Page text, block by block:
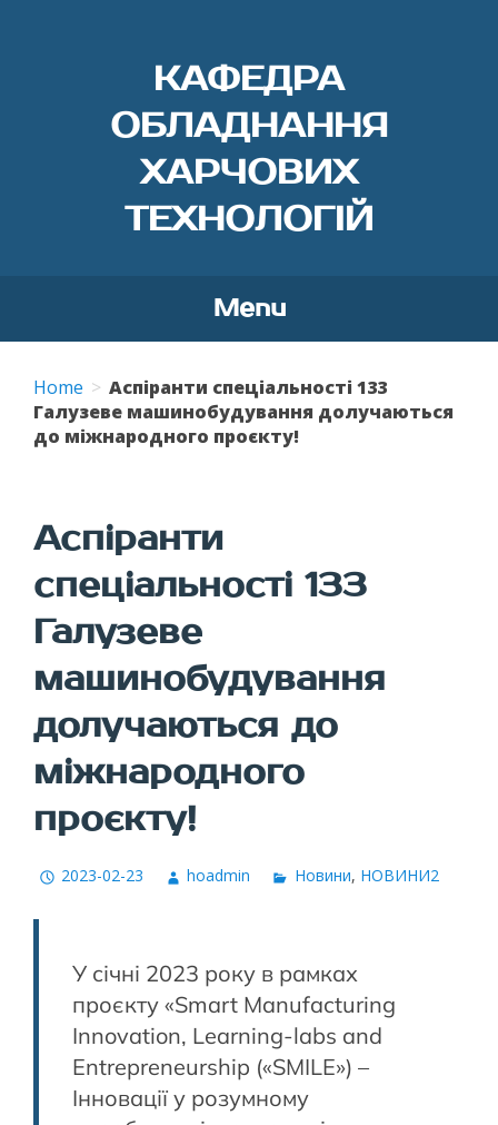
КАФЕДРА
ОБЛАДНАННЯ
ХАРЧОВИХ
ТЕХНОЛОГІЙ
Menu
content
Home
Аспіранти спеціальності 133
Галузеве машинобудування долучаються
до міжнародного проєкту!
Аспіранти
спеціальності 133
Галузеве
машинобудування
долучаються до
міжнародного
проєкту!
2023-02-23 hoadmin Новини, НОВИНИ2
У січні 2023 року в рамках
проєкту «Smart Manufacturing
Innovation, Learning-labs and
Entrepreneurship («SMILE») –
Інновації у розумному